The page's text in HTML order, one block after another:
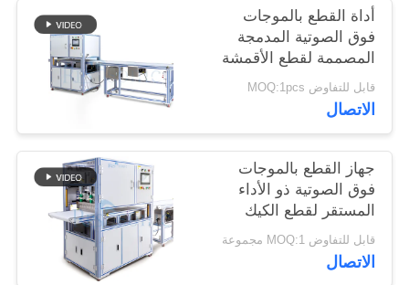
سياسة
الخصوصية
أداة القطع بالموجات
فوق الصوتية المدمجة
المصممة لقطع الأقمشة
الاصطناعية والمواد غير
المنسوجة والصفائح
المطاطية
قابل للتفاوض MOQ:1pcs
الاتصال
جهاز القطع بالموجات
فوق الصوتية ذو الأداء
المستقر لقطع الكيك
يتميز بشفرة واسعة
وسهولة التشغيل
للمخبوزات وتقديم
قابل للتفاوض MOQ:1 مجموعة
الاتصال